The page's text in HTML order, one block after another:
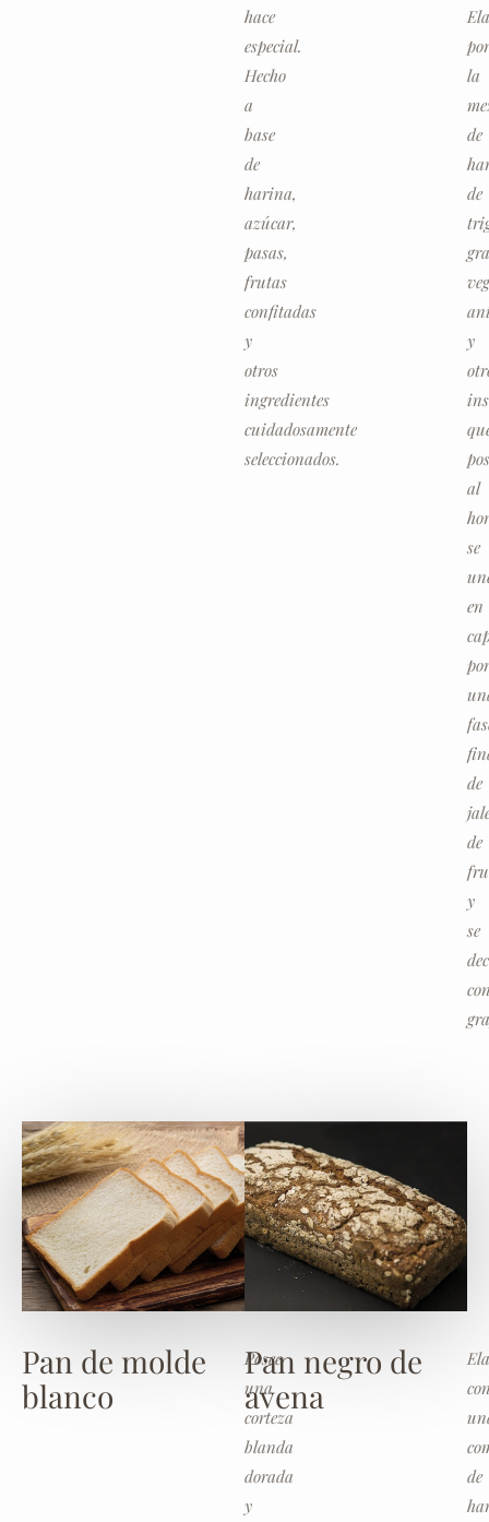
hace
especial.
Hecho
a
base
de
harina,
azúcar,
pasas,
frutas
confitadas
y
otros
ingredientes
cuidadosamente
seleccionados.
por
la
de
de
y
al
se
en
por
de
de
y
se
Pan de molde
blanco
Posee
una
corteza
blanda
dorada
y
Pan negro de
avena
de